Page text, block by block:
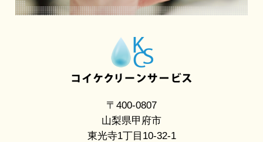
〒400-0807
山梨県甲府市
東光寺1丁目10-32-1